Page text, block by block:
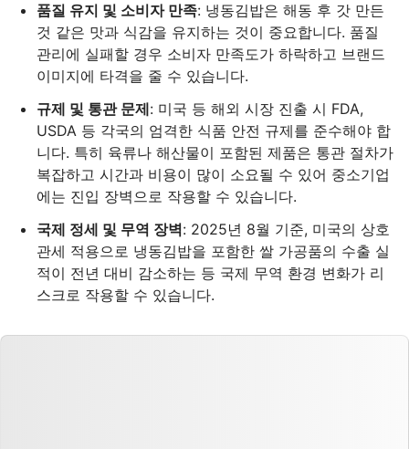
품질 유지 및 소비자 만족: 냉동김밥은 해동 후 갓 만든
것 같은 맛과 식감을 유지하는 것이 중요합니다. 품질
관리에 실패할 경우 소비자 만족도가 하락하고 브랜드
이미지에 타격을 줄 수 있습니다.
규제 및 통관 문제: 미국 등 해외 시장 진출 시 FDA,
USDA 등 각국의 엄격한 식품 안전 규제를 준수해야 합
니다. 특히 육류나 해산물이 포함된 제품은 통관 절차가
복잡하고 시간과 비용이 많이 소요될 수 있어 중소기업
에는 진입 장벽으로 작용할 수 있습니다.
국제 정세 및 무역 장벽: 2025년 8월 기준, 미국의 상호
관세 적용으로 냉동김밥을 포함한 쌀 가공품의 수출 실
적이 전년 대비 감소하는 등 국제 무역 환경 변화가 리
스크로 작용할 수 있습니다.